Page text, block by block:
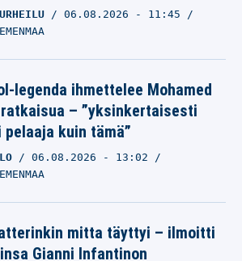
06.08.2026 - 11:45
legenda ihmettelee Mohamed
– ”yksinkertaisesti
pelaaja kuin tämä”
06.08.2026 - 13:02
mitta täyttyi – ilmoitti
Gianni Infantinon